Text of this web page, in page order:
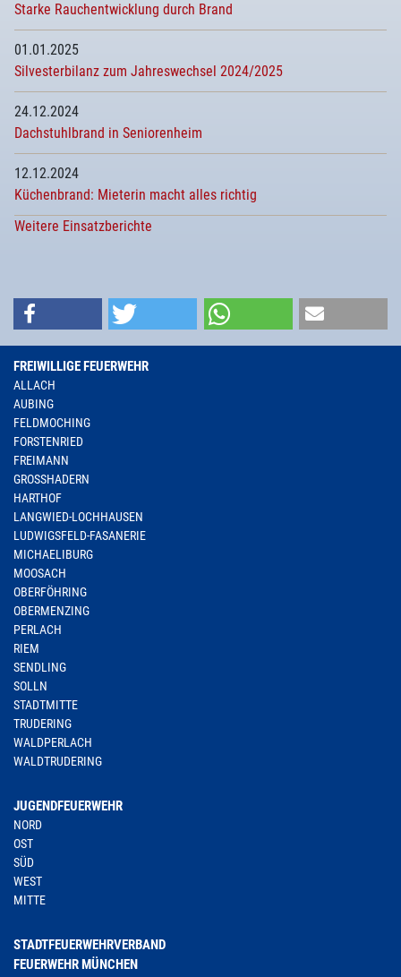
Starke Rauchentwicklung durch Brand
01.01.2025
Silvesterbilanz zum Jahreswechsel 2024/2025
24.12.2024
Dachstuhlbrand in Seniorenheim
12.12.2024
Küchenbrand: Mieterin macht alles richtig
Weitere Einsatzberichte
FREIWILLIGE FEUERWEHR
ALLACH
AUBING
FELDMOCHING
FORSTENRIED
FREIMANN
GROSSHADERN
HARTHOF
LANGWIED-LOCHHAUSEN
LUDWIGSFELD-FASANERIE
MICHAELIBURG
MOOSACH
OBERFÖHRING
OBERMENZING
PERLACH
RIEM
SENDLING
SOLLN
STADTMITTE
TRUDERING
WALDPERLACH
WALDTRUDERING
JUGENDFEUERWEHR
NORD
OST
SÜD
WEST
MITTE
STADTFEUERWEHRVERBAND
FEUERWEHR MÜNCHEN